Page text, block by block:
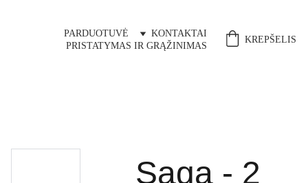
PARDUOTUVĖ
KONTAKTAI
PRISTATYMAS IR GRĄŽINIMAS
KREPŠELIS
Saga - 2